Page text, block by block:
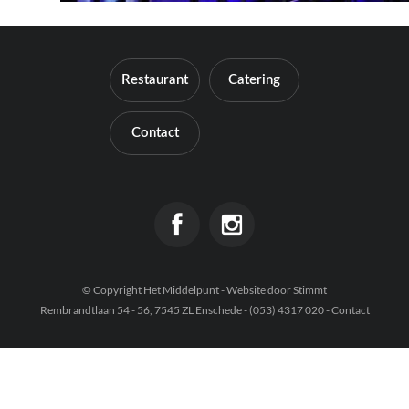
Restaurant Catering
Contact
© Copyright Het Middelpunt - Website doorStimmt
Rembrandtlaan 54 - 56, 7545 ZL Enschede - (053) 4317 020 -Contact